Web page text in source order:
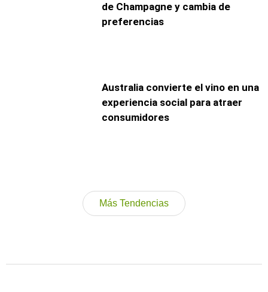
de Champagne y cambia de
preferencias
Australia convierte el vino en una
experiencia social para atraer
consumidores
Más Tendencias